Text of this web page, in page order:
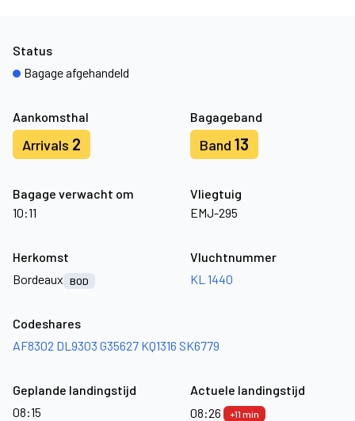
Aankomsthal
Arrivals 2
Bagageband
Band 13
Bagage verwacht om
10:11
Vliegtuig
EMJ-295
Status
Bagage afgehandeld
Herkomst
Bordeaux
BOD
Vluchtnummer
KL 1440
Codeshares
AF8302 DL9303 G35627 KQ1316 SK6779
Geplande landingstijd
08:15
Actuele landingstijd
08:26
+11 min